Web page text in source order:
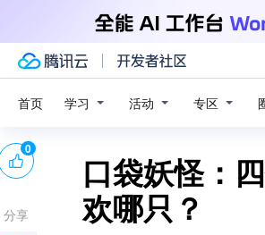
首页 学习 活动 专区
口袋妖怪：
欢哪只？
0
分享